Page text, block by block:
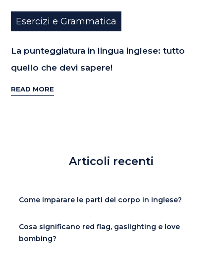
Esercizi e Grammatica
La punteggiatura in lingua inglese: tutto
quello che devi sapere!
READ MORE
Articoli recenti
Come imparare le parti del corpo in inglese?
Cosa significano red flag, gaslighting e love
bombing?